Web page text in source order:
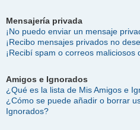
Mensajería privada
¡No puedo enviar un mensaje
¡Recibo mensajes privados no
¡Recibí spam o correos maliciosos
Amigos e Ignorados
¿Qué es la lista de Mis Amigos e
¿Cómo se puede añadir o borrar
Ignorados?